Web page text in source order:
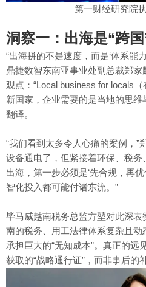
第一财经研究院
洞察一：出海是“跨
“出海拼的不是速度，而是‘体系能
鼎捷数智东南亚事业处副总裁郑
观点：“Local business for locals
新国家，企业需要的是当地的思
翻译。
“我们看到太多令人心痛的案例，”
设备通电了，但紧接着环保、税务
出海，第一步必须是‘先合规，再
智化投入都可能付诸东流。”
毕马威越南税务总监方堃对此深
南的税务、用工法律体系复杂且
承担巨大的“无知成本”。真正的远
获取的“战略通行证”，而非事后的